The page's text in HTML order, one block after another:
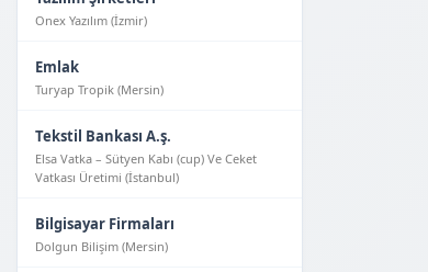
Onex Yazılım (İzmir)
Emlak
Turyap Tropik (Mersin)
Tekstil Bankası A.ş.
Elsa Vatka – Sütyen Kabı (cup) Ve Ceket
Vatkası Üretimi (İstanbul)
Bilgisayar Firmaları
Dolgun Bilişim (Mersin)